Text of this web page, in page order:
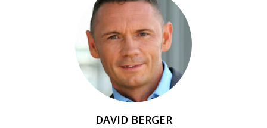
DAVID BERGER